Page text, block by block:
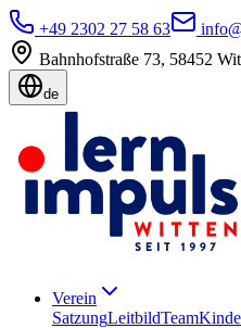
+49 2302 27 58 63
Bahnhofstraße 73, 58452
de
Verein
SatzungLeitbildTeam